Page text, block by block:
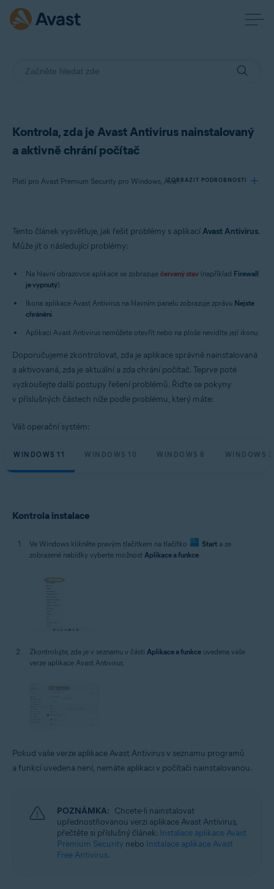
Kontrola, zda je Avast Antivirus nainstalovaný
a aktivně chrání počítač
Platí pro Avast Premium Security pro Windows, Avast Free Antivirus pro Windows
ZOBRAZIT PODROBNOSTI
Produkty:
Avast Premium Security 22.x pro Windows
Operační systémy:
Microsoft Windows 10 Home / Pro / Enterprise / Education – 32/64bitový
Microsoft Windows 8 / Pro / Enterprise – 32/64bitový
Enterprise / Ultimate – Service Pack 1 s aktualizací Convenient Rollup
Tento článek vysvětluje, jak řešit problémy s aplikacíAvast Antivirus.
Může jít o následující problémy:
Na hlavní obrazovce aplikace se zobrazuje červený stav (například Firewall
je vypnutý).
Ikona aplikace Avast Antivirus na hlavním panelu zobrazuje zprávu Nejste
chráněni.
Aplikaci Avast Antivirus nemůžete otevřít nebo na ploše nevidíte její ikonu.
Doporučujeme zkontrolovat, zda je aplikace správně nainstalovaná
a aktivovaná, zda je aktuální a zda chrání počítač. Teprve poté
vyzkoušejte další postupy řešení problémů. Řiďte se pokyny
v příslušných částech níže podle problému, který máte:
Váš operační systém:
WINDOWS 11 WINDOWS 10 WINDOWS 8 WINDOWS 7
Kontrola instalace
Ve Windows klikněte pravým tlačítkem na tlačítko Start a ze
zobrazené nabídky vyberte možnost Aplikace a funkce.
Zkontrolujte, zda je v seznamu v části Aplikace a funkce uvedena vaše
verze aplikace Avast Antivirus.
Pokud vaše verze aplikace Avast Antivirus v seznamu programů
a funkcí uvedena není, nemáte aplikaci v počítači nainstalovanou.
POZNÁMKA: Chcete-li nainstalovat
upřednostňovanou verzi aplikace Avast Antivirus,
přečtěte si příslušný článek: Instalace aplikace Avast
Premium Security nebo Instalace aplikace Avast
Free Antivirus.